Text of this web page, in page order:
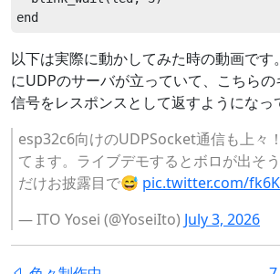
以下は実際に動かしてみた時の動画で
にUDPのサーバが立っていて、こちら
信号をレスポンスとして返すようになっ
esp32c6向けのUDPSocket通信も上々
てます。ライブデモするとボロが出そ
だけお披露目で😅 pic.twitter.com/
— ITO Yosei (@YoseiIto) July 3, 2026